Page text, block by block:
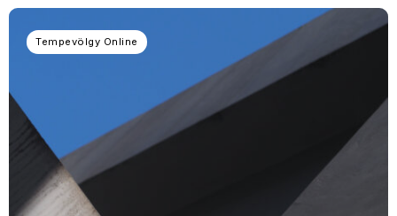
Tempevölgy Online